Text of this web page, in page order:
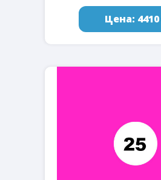
Цена: 4410